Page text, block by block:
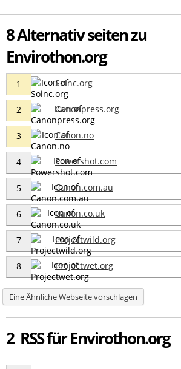
8 Alternativ seiten zu
Envirothon.org
1 Soinc.org
2 Canonpress.org
3 Canon.no
4 Powershot.com
5 Canon.com.au
6 Canon.co.uk
7 Projectwild.org
8 Projectwet.org
Eine Ähnliche Webseite vorschlagen
2 RSS für Envirothon.org